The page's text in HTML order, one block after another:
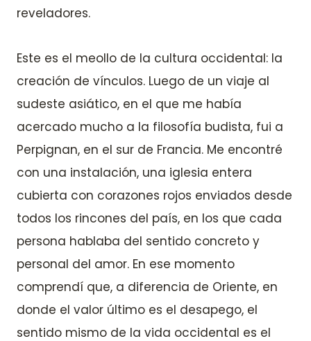
reveladores.
Este es el meollo de la cultura occidental: la
creación de vínculos. Luego de un viaje al
sudeste asiático, en el que me había
acercado mucho a la filosofía budista, fui a
Perpignan, en el sur de Francia. Me encontré
con una instalación, una iglesia entera
cubierta con corazones rojos enviados desde
todos los rincones del país, en los que cada
persona hablaba del sentido concreto y
personal del amor. En ese momento
comprendí que, a diferencia de Oriente, en
donde el valor último es el desapego, el
sentido mismo de la vida occidental es el